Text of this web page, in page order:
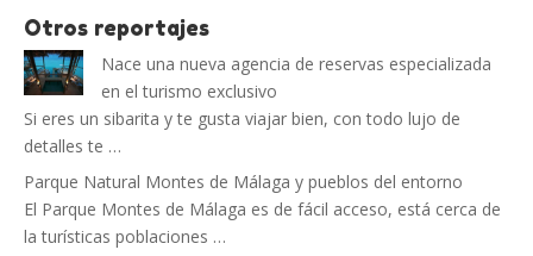
Otros reportajes
Nace una nueva agencia de reservas especializada
en el turismo exclusivo
Si eres un sibarita y te gusta viajar bien, con todo lujo de
detalles te …
Parque Natural Montes de Málaga y pueblos del entorno
El Parque Montes de Málaga es de fácil acceso, está cerca de
la turísticas poblaciones …